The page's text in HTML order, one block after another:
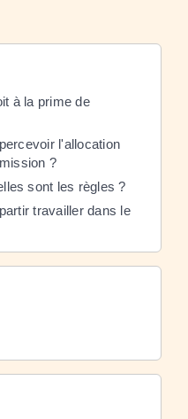
à la prime de
l'allocation
?
sont les règles ?
travailler dans le